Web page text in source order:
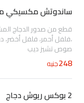
ساندوتش مكسيكي
قطع من صدور الدجاج
،فلفل أحمر، فلفل أخضر،
صوص تشيز ديب
248جنيه
2 بوكس ريوش دجاج